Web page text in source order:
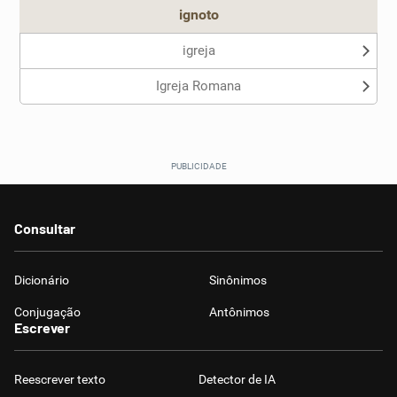
ignoto
igreja
Igreja Romana
Consultar
Dicionário Sinônimos
Conjugação Antônimos
Escrever
Reescrever texto Detector de IA